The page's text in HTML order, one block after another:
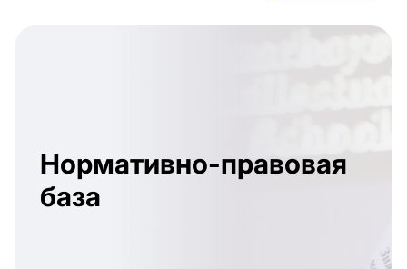
Нормативно-правовая
база